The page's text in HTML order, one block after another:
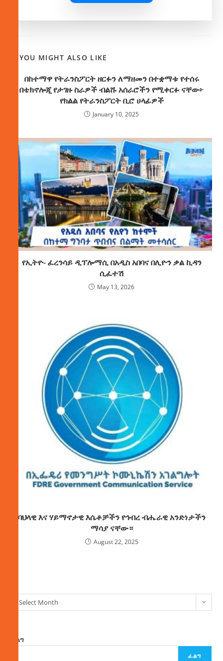
YOU MIGHT ALSO LIKE
በከተማዋ የትራንስፖርት ዘርፉን ለማዘመን በተቋማቱ የተሰሩ
በቴክኖሎጂ የታገዙ ስራዎች ብልሹ አሰራሮችን የሚቀርፉ ናቸው፦
የክልል የትራንስፖርት ቢሮ ሀላፊዎች
January 10, 2025
የኢትዮ- ፈረንሳይ ዲፕሎማሲ በአዲስ አበባና በሊዮን ቃል ኪዳን
ሲፈተሽ
May 13, 2026
ባህላዊ እና ሃይማኖታዊ እሴቶቻችን የኅብረ ብሔራዊ አንድነታችን
ማሳያ ናቸው።
August 22, 2025
Select Month
ፈልግ
ፈልግ